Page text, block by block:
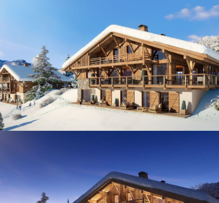
Etude annuelle de l'immobilier de montagne par Cimalpes
grands espaces vierges de traces ? Vous faites sans doute partie de
ces adeptes du ski hors-piste. Découvrez notre sélection de secteurs
mythiques où la poudreuse se mérite - et se savoure.